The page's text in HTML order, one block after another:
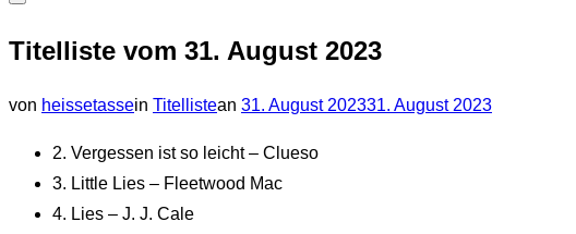
&
umschalten
Titelliste vom 31. August 2023
von heissetassein Titellistean Veröffentlicht
31. August 202331. August 2023
2. Vergessen ist so leicht – Clueso
3. Little Lies – Fleetwood Mac
4. Lies – J. J. Cale